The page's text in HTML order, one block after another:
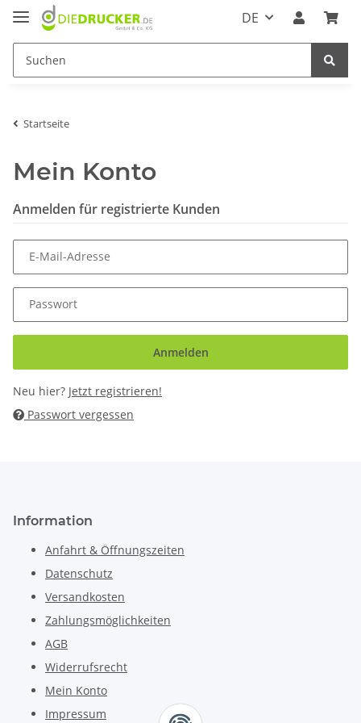
DE
Startseite
Mein Konto
Anmelden für registrierte Kunden
E-Mail-Adresse
Passwort
Anmelden
Neu hier? Jetzt registrieren!
Passwort vergessen
Information
Anfahrt & Öffnungszeiten
Datenschutz
Versandkosten
Zahlungsmöglichkeiten
AGB
Widerrufsrecht
Mein Konto
Impressum